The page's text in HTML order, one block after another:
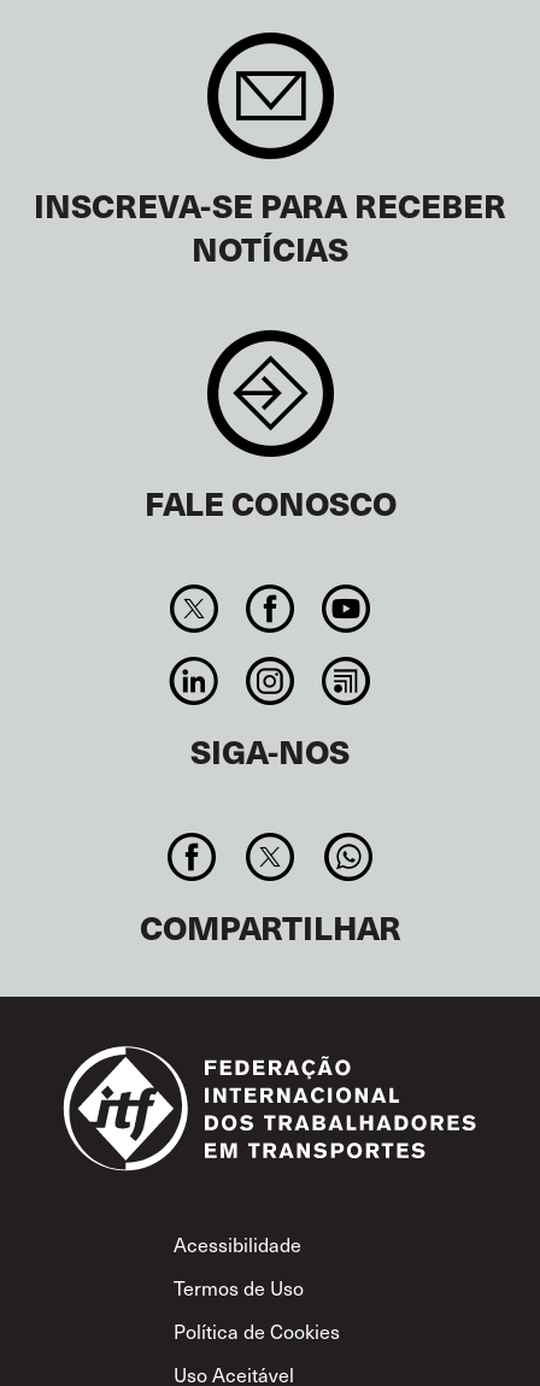
INSCREVA-SE PARA RECEBER
NOTÍCIAS
FALE CONOSCO
SIGA-NOS
COMPARTILHAR
Footer
Acessibilidade
Termos de Uso
Política de Cookies
Uso Aceitável